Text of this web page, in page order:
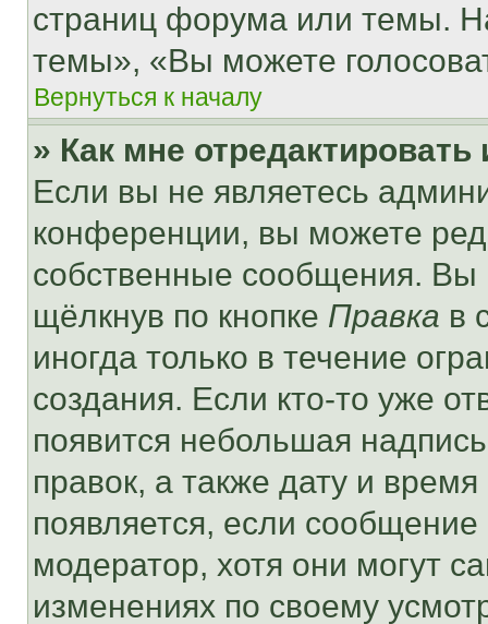
страниц форума или темы.
темы», «Вы можете
Вернуться к началу
» Как мне
Если вы не являетесь
конференции, вы можете
собственные сообщения. Вы
щёлкнув по кнопке Правка в
иногда только в течение
создания. Если кто-то уже
появится небольшая
правок, а также дату и
появляется, если
модератор, хотя они могут
изменениях по своему